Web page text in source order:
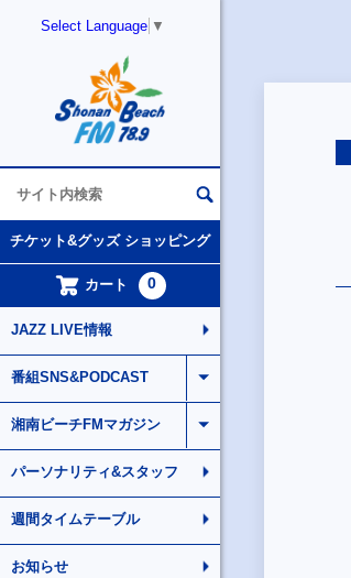
Select Language ▼
チケット&グッズ ショッピング
カート 0
JAZZ LIVE情報
番組SNS&PODCAST
湘南ビーチFMマガジン
パーソナリティ&スタッフ
週間タイムテーブル
お知らせ